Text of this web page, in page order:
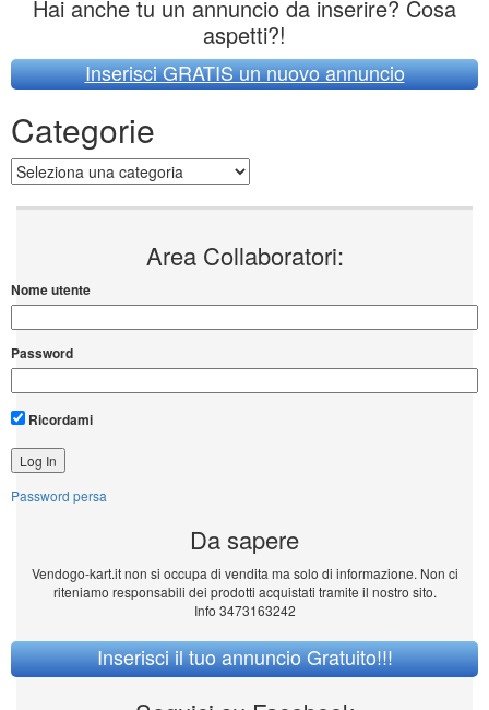
Hai anche tu un annuncio da inserire? Cosa
aspetti?!
Inserisci GRATIS un nuovo annuncio
Categorie
Categorie
Area Collaboratori:
Nome utente
Password
Ricordami
Password persa
Da sapere
Vendogo-kart.it non si occupa di vendita ma solo di informazione. Non ci
riteniamo responsabili dei prodotti acquistati tramite il nostro sito.
Info 3473163242
Inserisci il tuo annuncio Gratuito!!!